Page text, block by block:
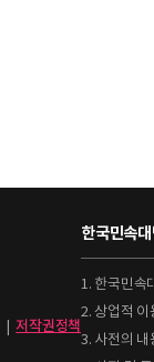
| 저작권정책
한국민속
1. 한국민속
2. 상업적
3. 사전의